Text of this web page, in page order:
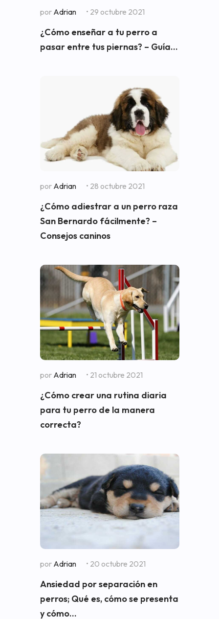
por Adrian • 29 octubre 2021
¿Cómo enseñar a tu perro a
pasar entre tus piernas? – Guía...
por Adrian • 28 octubre 2021
¿Cómo adiestrar a un perro raza
San Bernardo fácilmente? –
Consejos caninos
por Adrian • 21 octubre 2021
¿Cómo crear una rutina diaria
para tu perro de la manera
correcta?
por Adrian • 20 octubre 2021
Ansiedad por separación en
perros; Qué es, cómo se presenta
y cómo...